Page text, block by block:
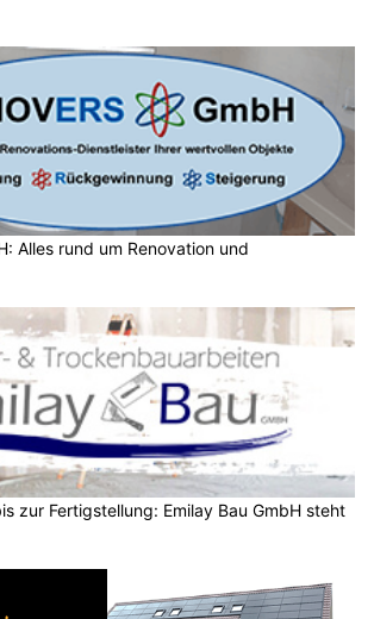
Alles rund um Renovation und
zur Fertigstellung: Emilay Bau GmbH steht